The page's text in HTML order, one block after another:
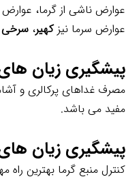
عوارض ناشی از گرما،
عوارض سرما نیزکهیر،سرخی
پیشگیری زیان
مصرف غداهای پرکالری و
مفید می باشد.
پیشگیری زیان
کنترل منبع گرما بهترین